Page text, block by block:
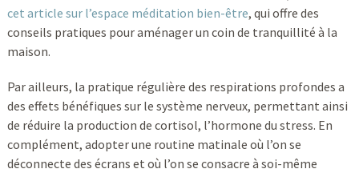
cet article sur l’espace méditation bien-être, qui offre des
conseils pratiques pour aménager un coin de tranquillité à la
maison.
Par ailleurs, la pratique régulière des respirations profondes a
des effets bénéfiques sur le système nerveux, permettant ainsi
de réduire la production de cortisol, l’hormone du stress. En
complément, adopter une routine matinale où l’on se
déconnecte des écrans et où l’on se consacre à soi-même